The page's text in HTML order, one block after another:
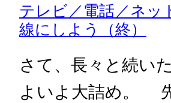
テレビ／電話／ネッ
線にしよう（終）
さて、長々と続い
よいよ大詰め。 先